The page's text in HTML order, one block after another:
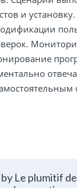
и
Le plumitif